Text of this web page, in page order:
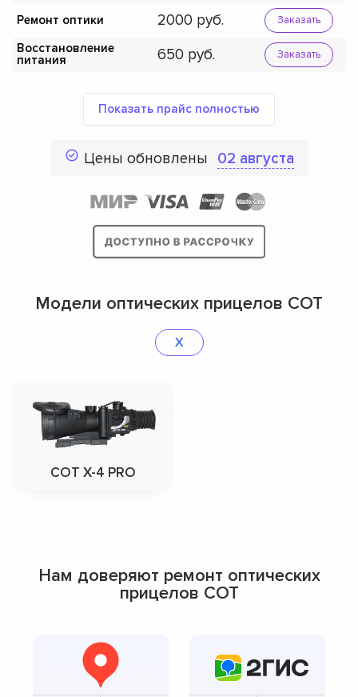
Ремонт оптики 2000 Заказать
Восстановление
питания
650 Заказать
Показать прайс полностью
Цены обновлены 02 августа
Модели оптических прицелов СОТ
Х
СОТ Х-4 PRO
Нам доверяют ремонт оптических
прицелов СОТ